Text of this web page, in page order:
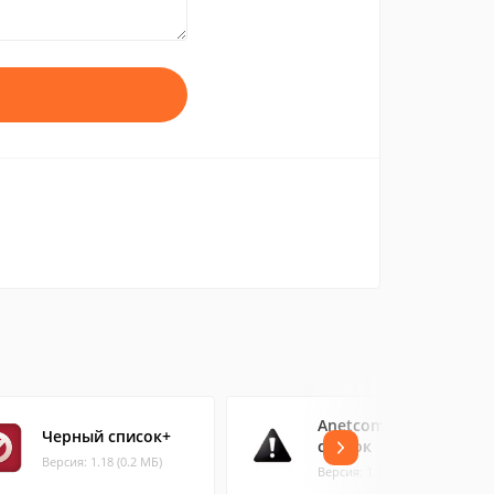
Черный список+
Версия: 1.18 (0.2 МБ)
Anetcom Черный
список
Версия: 1.1.0 (0.11 МБ)